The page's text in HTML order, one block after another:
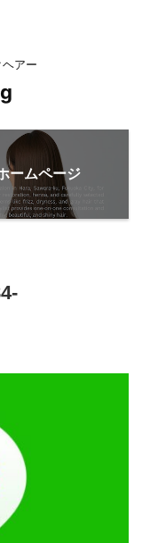
アー
ームページ